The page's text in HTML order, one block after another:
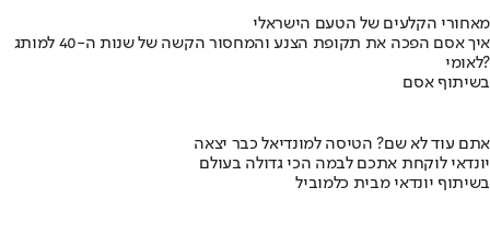
מאחורי הקלעים של הטעם הישראלי
איך אסם הפכה את תקופת הצנע והמחסור הקשה של שנות ה-40 למותג
לאומי?
בשיתוף אסם
אתם עוד לא שם? הטיסה למונדיאל כבר יצאה
יונדאי לוקחת אתכם לבמה הכי גדולה בעולם
בשיתוף יונדאי מבית כלמוביל